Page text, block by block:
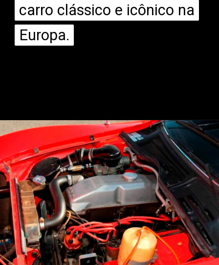
carro clássico e icônico na
Europa.
carro clássico e icônico na
Europa.